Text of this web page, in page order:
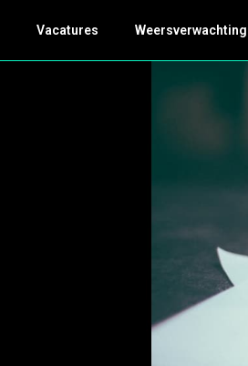
Vacatures Weersverwachting